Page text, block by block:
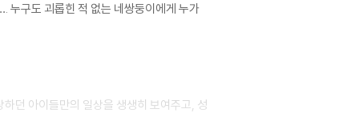
누구도 괴롭힌 적 없는 네쌍둥이에게 누가
던 아이들만의 일상을 생생히 보여주고, 성